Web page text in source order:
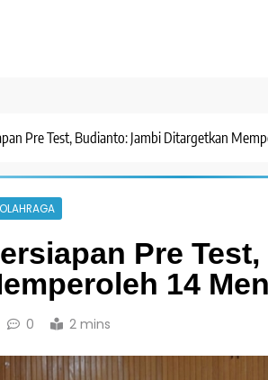
Pre Test, Budianto: Jambi Ditargetkan
OLAHRAGA
Pre
14
0 2 mins